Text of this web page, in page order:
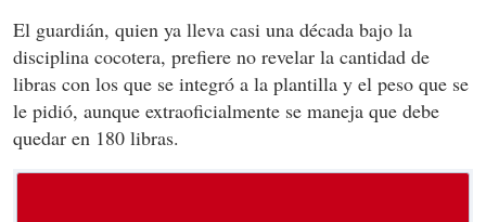
El guardián, quien ya lleva casi una década bajo la
disciplina cocotera, prefiere no revelar la cantidad de
libras con los que se integró a la plantilla y el peso que se
le pidió, aunque extraoficialmente se maneja que debe
quedar en 180 libras.